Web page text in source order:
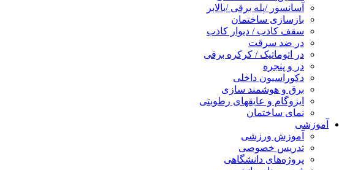
آسانسور /پله برقی /بالابر
بازسازی ساختمان
سقف کاذب / دیوار کاذب
در ضد سرقت
در اتوماتیک / کرکره برقی
در و پنجره
دکوراسیون داخلی
برق و هوشمند سازی
ایزوگام و عایقهای رطوبتی
نمای ساختمان
آموزشی
آموزش ورزشی
تدریس خصوصی
پروژه‌های دانشگاهی